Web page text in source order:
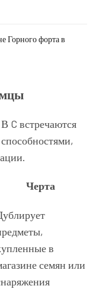
Горного форта в
C встречаются
Черта
в
семян или